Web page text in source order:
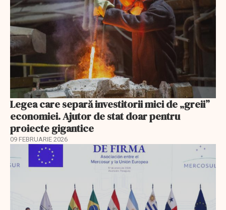
Legea care separă investitorii mici de „greii”
economiei. Ajutor de stat doar pentru
proiecte gigantice
09 FEBRUARIE 2026